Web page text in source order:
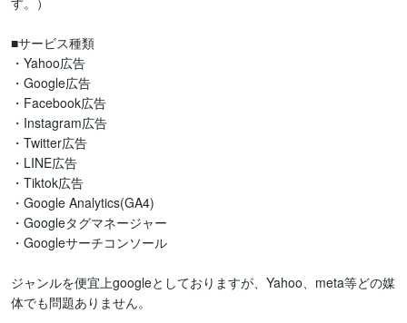
■サービス種類
・Yahoo広告
・Google広告
・Facebook広告
・Instagram広告
・Twitter広告
・LINE広告
・Tiktok広告
・Google Analytics(GA4)
・Googleタグマネージャー
・Googleサーチコンソール
ジャンルを便宜上googleとしておりますが、Yahoo、meta等どの媒
体でも問題ありません。